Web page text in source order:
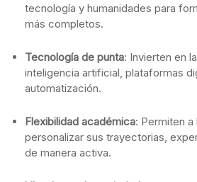
tecnología y humanidades para
más completos.
Tecnología de punta: Invierten en
inteligencia artificial, plataformas
automatización.
Flexibilidad académica: Permiten
personalizar sus trayectorias,
de manera activa.